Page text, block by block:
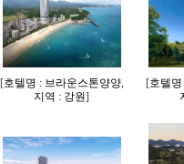
[호텔명 : 브라운스톤양양,
지역 : 강원]
[호텔명